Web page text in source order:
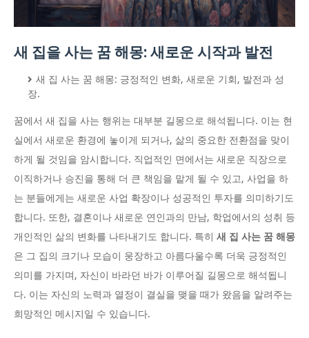
새 집을 사는 꿈 해몽: 새로운 시작과 발전
새 집 사는 꿈 해몽: 긍정적인 변화, 새로운 기회, 발전과 성
장.
꿈에서 새 집을 사는 행위는 대부분 길몽으로 해석됩니다. 이는 현
실에서 새로운 환경에 놓이게 되거나, 삶의 중요한 전환점을 맞이
하게 될 것임을 암시합니다. 직업적인 면에서는 새로운 직장으로
이직하거나 승진을 통해 더 큰 책임을 맡게 될 수 있고, 사업을 하
는 분들에게는 새로운 사업 확장이나 성공적인 투자를 의미하기도
합니다. 또한, 결혼이나 새로운 연인과의 만남, 학업에서의 성취 등
개인적인 삶의 변화를 나타내기도 합니다. 특히 새 집 사는 꿈 해몽
은 그 집의 크기나 모습이 웅장하고 아름다울수록 더욱 긍정적인
의미를 가지며, 자신이 바라던 바가 이루어질 길몽으로 해석됩니
다. 이는 자신의 노력과 열정이 결실을 맺을 때가 왔음을 알려주는
희망적인 메시지일 수 있습니다.